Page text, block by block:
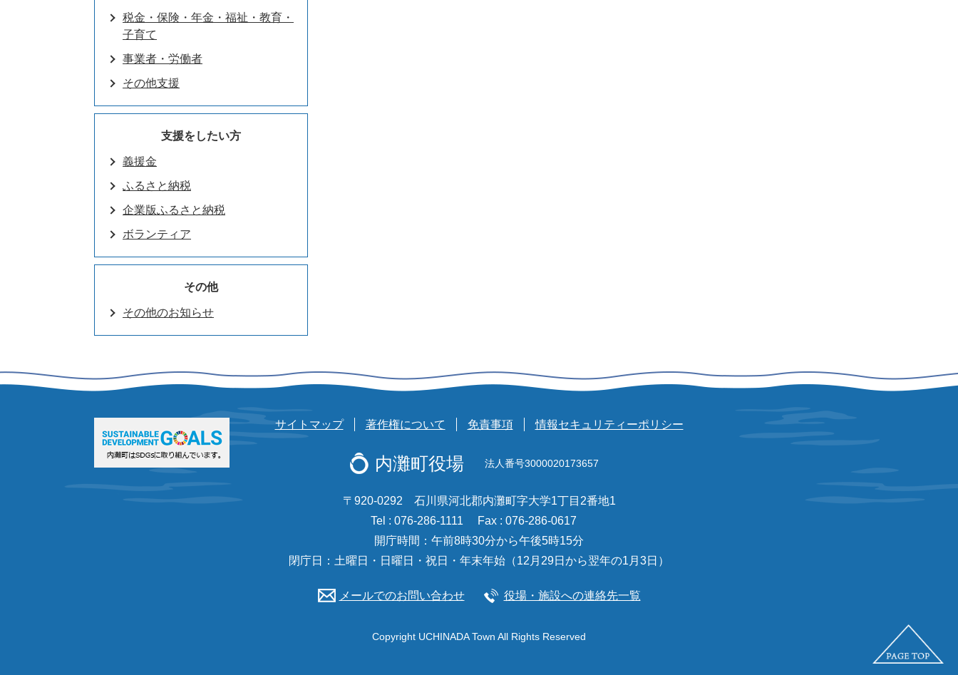
税金・保険・年金・福祉・教育・
子育て
事業者・労働者
その他支援
支援をしたい方
義援金
ふるさと納税
企業版ふるさと納税
ボランティア
その他
その他のお知らせ
サイトマップ 著作権について 免責事項 情報セキュリティーポリシー
内灘町役場 法人番号3000020173657
〒920-0292 石川県河北郡内灘町字大学1丁目2番地1
Tel : 076-286-1111
Fax : 076-286-0617
開庁時間：午前8時30分から午後5時15分
閉庁日：土曜日・日曜日・祝日・年末年始（12月29日から翌年の1月3日）
メールでのお問い合わせ 役場・施設への連絡先一覧
Copyright UCHINADA Town All Rights Reserved